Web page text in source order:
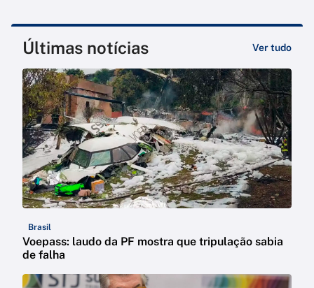
Últimas notícias Ver tudo
Brasil
Voepass: laudo da PF mostra que tripulação sabia
de falha